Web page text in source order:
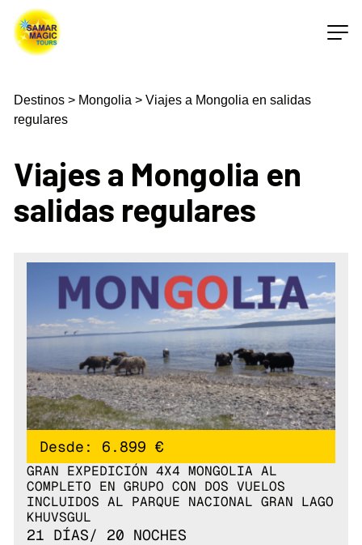
Destinos > Mongolia > Viajes a Mongolia en salidas
regulares
Viajes a Mongolia en
salidas regulares
Desde: 6.899 €
GRAN EXPEDICIÓN 4X4 MONGOLIA AL
COMPLETO EN GRUPO CON DOS VUELOS
INCLUIDOS AL PARQUE NACIONAL GRAN LAGO
KHUVSGUL
21 DÍAS/ 20 NOCHES